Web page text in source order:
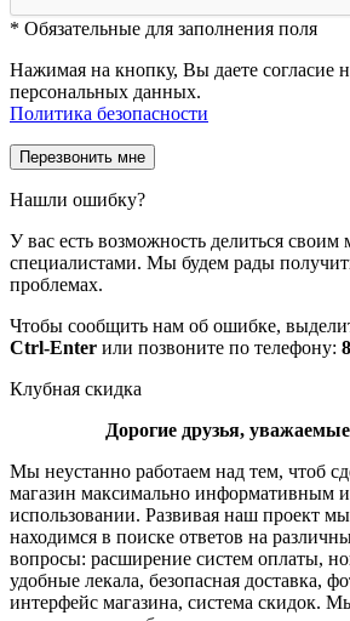
* Обязательные для заполнения поля
Нажимая на кнопку, Вы даете согласие
персональных данных.
Политика безопасности
Нашли ошибку?
У вас есть возможность делиться
специалистами. Мы будем рады
проблемах.
Чтобы сообщить нам об ошибке,
Ctrl-Enter или позвоните по телефону:
Клубная скидка
Дорогие друзья,
Мы неустанно работаем над тем, чтоб
магазин максимально информативным
использовании. Развивая наш проект
находимся в поиске ответов на
вопросы: расширение систем оплаты,
удобные лекала, безопасная доставка,
интерфейс магазина, система скидок.